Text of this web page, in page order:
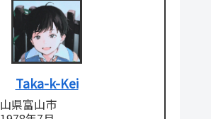
Taka-k-Kei
県富山市